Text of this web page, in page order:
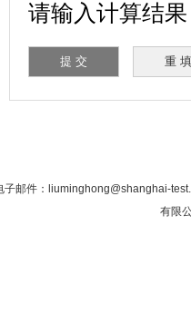
请输入计算结果
子邮件：liuminghong@shanghai-
有限公